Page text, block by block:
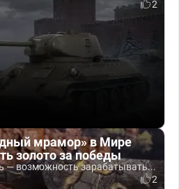
2
мрамор» в Мире
золото за победы
— возможность зарабатывать...
2